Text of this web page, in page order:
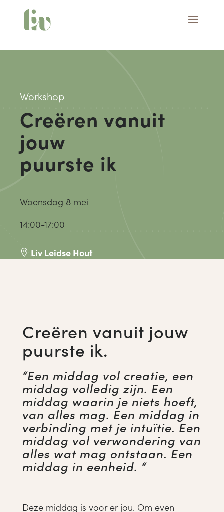
Workshop
Creëren vanuit
jouw
puurste ik
Woensdag 8 mei
14:00-17:00
 Liv Leidse Hout
Creëren vanuit jouw
puurste ik.
“Een middag vol creatie, een
middag volledig zijn. Een
middag waarin je niets hoeft,
van alles mag. Een middag in
verbinding met je intuïtie. Een
middag vol verwondering van
alles wat mag ontstaan. Een
middag in eenheid. “
Deze middag is voor er jou. Om even